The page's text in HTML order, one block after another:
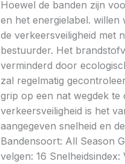
Hoewel de banden zijn
en het energielabel.
de verkeersveiligheid met
bestuurder. Het
verminderd door
zal regelmatig
grip op een nat wegdek te
verkeersveiligheid is het
aangegeven snelheid en
Bandensoort: All Season
velgen: 16